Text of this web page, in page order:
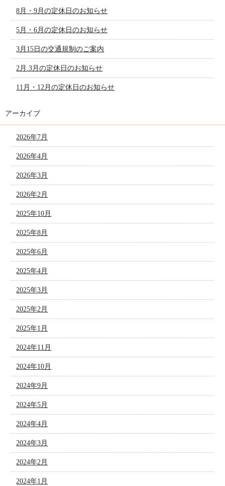
8月・9月の定休日のお知らせ
5月・6月の定休日のお知らせ
3月15日の交通規制のご案内
2月.3月の定休日のお知らせ
11月・12月の定休日のお知らせ
アーカイブ
2026年7月
2026年4月
2026年3月
2026年2月
2025年10月
2025年8月
2025年6月
2025年4月
2025年3月
2025年2月
2025年1月
2024年11月
2024年10月
2024年9月
2024年5月
2024年4月
2024年3月
2024年2月
2024年1月